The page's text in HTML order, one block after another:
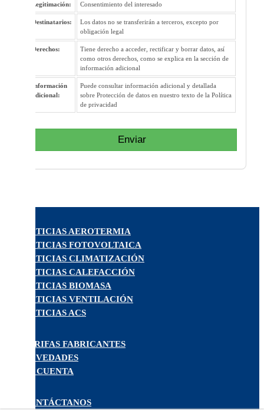
Legitimación: Consentimiento del interesado
Destinatarios:
Los datos no se transferirán a terceros, excepto por
obligación legal
Derechos:
Tiene derecho a acceder, rectificar y borrar datos, así
como otros derechos, como se explica en la sección de
información adicional
Información
adicional:
Puede consultar información adicional y detallada
sobre Protección de datos en nuestro texto de la Política
de privacidad
Enviar
NOTICIAS AEROTERMIA
NOTICIAS FOTOVOLTAICA
NOTICIAS CLIMATIZACIÓN
NOTICIAS CALEFACCIÓN
NOTICIAS BIOMASA
NOTICIAS VENTILACIÓN
NOTICIAS ACS
TARIFAS FABRICANTES
NOVEDADES
MI CUENTA
CONTÁCTANOS